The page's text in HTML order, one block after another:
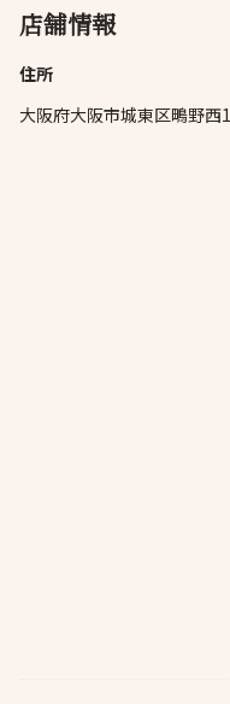
店舗情報
住所
大阪府大阪市城東区鴫野西